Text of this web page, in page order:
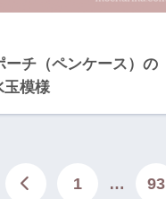
ーチ（ペンケース）の
玉模様
1 … 93